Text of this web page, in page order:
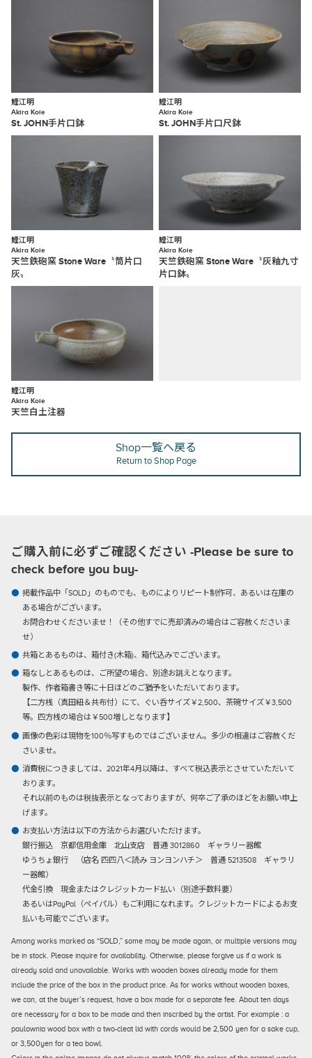
鯉江明
Akira Koie
St. JOHN手片口鉢
鯉江明
Akira Koie
St. JOHN手片口尺鉢
鯉江明
Akira Koie
天竺鉄砲窯 Stone Ware〝筒片口
灰〟
鯉江明
Akira Koie
天竺鉄砲窯 Stone Ware〝灰釉九寸
片口鉢〟
鯉江明
Akira Koie
天竺白土注器
Shop一覧へ戻る
Return to Shop Page
ご購入前に必ずご確認ください -Please be sure to
check before you buy-
掲載作品中「SOLD」のものでも、ものによりリピート制作可、あるいは在庫の
ある場合がございます。
お問合わせくださいませ！（その他すでに売却済みの場合はご容赦くださいま
せ）
共箱とあるものは、箱付き(木箱)、箱代込みでございます。
箱なしとあるものは、ご所望の場合、別途お誂えとなります。
製作、作者箱書き等に十日ほどのご猶予をいただいております。
【二方桟（真田紐＆共布付）にて、ぐい呑サイズ￥2,500、茶碗サイズ￥3,500
等。四方桟の場合は￥500増しとなります】
画像の色彩は現物を100％写すものではございません。多少の相違はご容赦くだ
さいませ。
消費税につきましては、2021年4月以降は、すべて税込表示とさせていただいて
おります。
それ以前のものは税抜表示となっておりますが、何卒ご了承のほどをお願い申上
げます。
お支払い方法は以下の方法からお選びいただけます。
銀行振込京都信用金庫 北山支店 普通 3012860 ギャラリー器館
ゆうちょ銀行 （店名 四四八＜読み ヨンヨンハチ＞ 普通 5213508 ギャラリ
ー器館）
代金引換現金またはクレジットカード払い（別途手数料要）
あるいはPayPal（ペイパル）もご利用になれます。クレジットカードによるお支
払いも可能でございます。
Among works marked as “SOLD,” some may be made again, or multiple versions may
be in stock. Please inquire for availability. Otherwise, please forgive us if a work is
already sold and unavailable. Works with wooden boxes already made for them
include the price of the box in the product price. As for works without wooden boxes,
we can, at the buyer’s request, have a box made for a separate fee. About ten days
are necessary for a box to be made and then inscribed by the artist. For example : a
paulownia wood box with a two-cleat lid with cords would be 2,500 yen for a sake cup,
or 3,500yen for a tea bowl.